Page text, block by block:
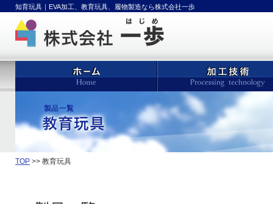
知育玩具｜EVA加工、教育玩具、履物製造なら株式会社一歩
TOP >> 教育玩具